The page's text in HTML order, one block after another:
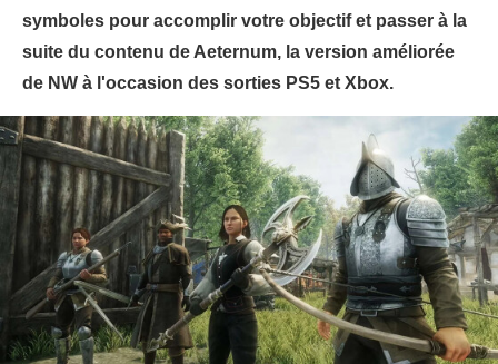
symboles pour accomplir votre objectif et passer à la
suite du contenu de Aeternum, la version améliorée
de NW à l'occasion des sorties PS5 et Xbox.